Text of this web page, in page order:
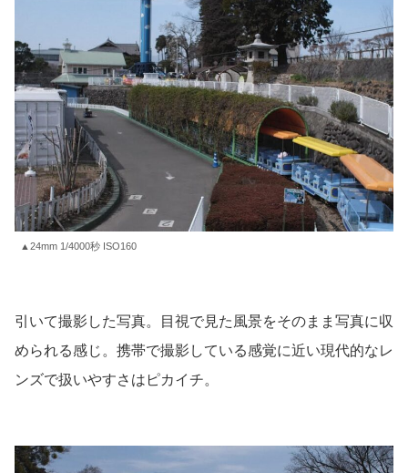
▲24mm 1/4000秒 ISO160
引いて撮影した写真。目視で見た風景をそのまま写真に収
められる感じ。携帯で撮影している感覚に近い現代的なレ
ンズで扱いやすさはピカイチ。